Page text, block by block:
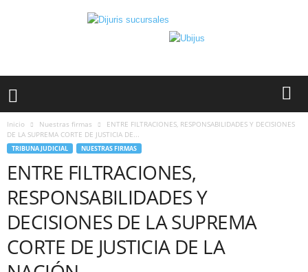
Inicio Nuestras firmas
ENTRE FILTRACIONES, RESPONSABILIDADES Y DECISIONES
DE LA SUPREMA CORTE DE JUSTICIA DE...
TRIBUNA JUDICIAL NUESTRAS FIRMAS
ENTRE FILTRACIONES,
RESPONSABILIDADES Y
DECISIONES DE LA SUPREMA
CORTE DE JUSTICIA DE LA